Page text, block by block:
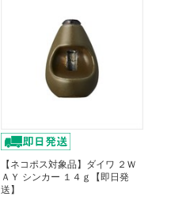
【ネコポス対象品】ダイワ ２Ｗ
ＡＹ シンカー １４ｇ【即日発
送】